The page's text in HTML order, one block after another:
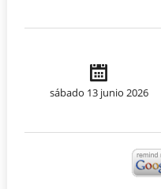
sábado 13 junio 2026